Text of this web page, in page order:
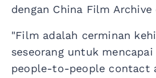
dengan China Film
"Film adalah cerminan
seseorang untuk
people-to-people contact